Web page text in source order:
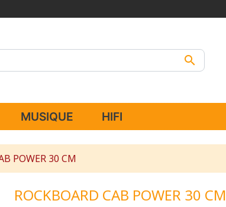

MUSIQUE HIFI
POWER 30 CM
ROCKBOARD CAB POWER 30 CM